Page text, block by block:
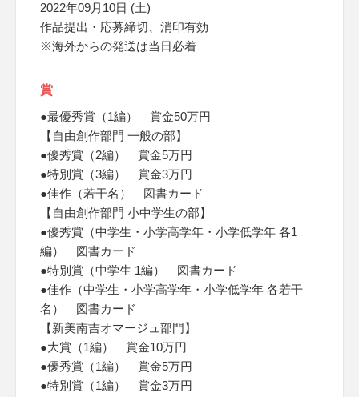
2022年09月10日 (土)
作品提出・応募締切、消印有効
※海外からの発送は当日必着
賞
●最優秀賞（1編） 賞金50万円
【自由創作部門 一般の部】
●優秀賞（2編） 賞金5万円
●特別賞（3編） 賞金3万円
●佳作（若干名） 図書カード
【自由創作部門 小中学生の部】
●優秀賞（中学生・小学高学年・小学低学年 各1
編） 図書カード
●特別賞（中学生 1編） 図書カード
●佳作（中学生・小学高学年・小学低学年 各若干
名） 図書カード
【新美南吉オマージュ部門】
●大賞（1編） 賞金10万円
●優秀賞（1編） 賞金5万円
●特別賞（1編） 賞金3万円